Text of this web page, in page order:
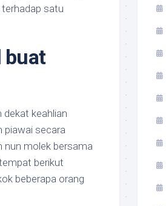
satu
buat
keahlian
piawai secara
nun molek bersama
berikut
beberapa orang